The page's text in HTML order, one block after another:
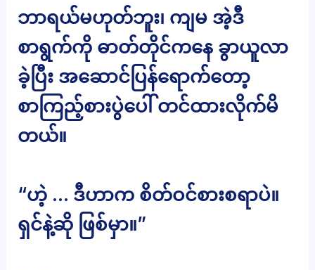
ဘာရယ်မဟုတ်ဘူး၊ ကျမ အဲ့ဒီ
စာရွက်ကို ဓာတ်တိုင်ကနေ ခွာယူလာ
ခဲ့ပြီး အဆောင်ပြန်ရောက်တော့
စာကြည့်စားပွဲပေါ် တင်ထားလိုက်မိ
တယ်။
“ဟဲ့ … ဒီဟာက စိတ်ဝင်စားစရာပဲ။
ရှင်နဲ့ဆို ဖြစ်မှာ။”